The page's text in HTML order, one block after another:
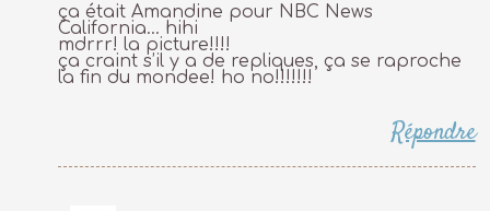
ça était Amandine pour NBC News
California… hihi
mdrrr! la picture!!!!
ça craint s’il y a de repliques, ça se raproche
la fin du mondee! ho no!!!!!!!
Répondre